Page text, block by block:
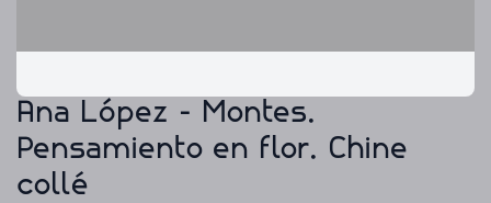
Ana López - Montes.
Pensamiento en flor. Chine
collé